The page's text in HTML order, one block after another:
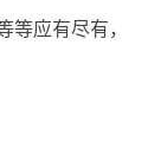
等应有尽有，